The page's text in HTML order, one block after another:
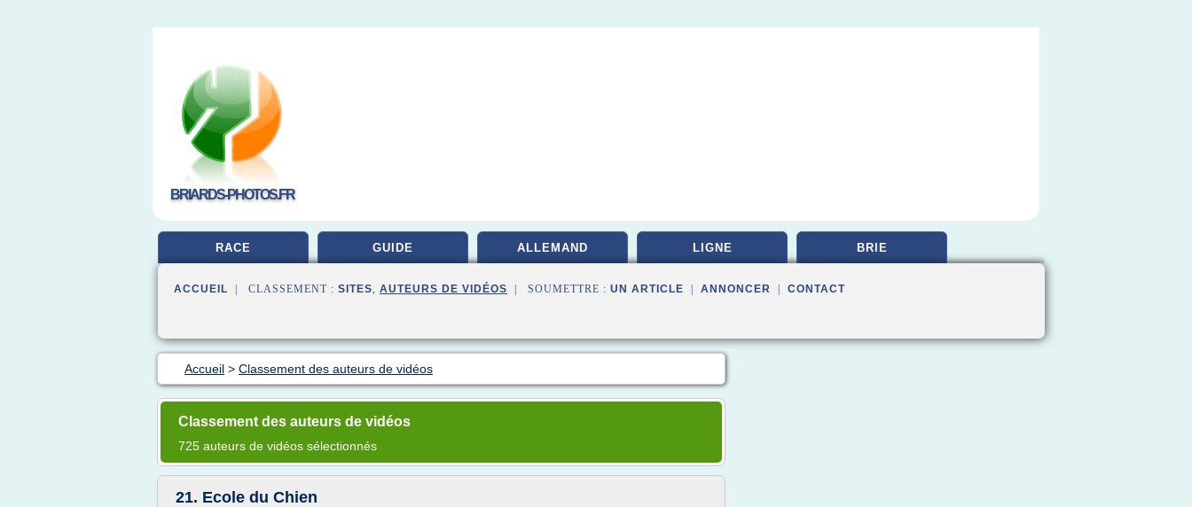
BRIARDS-PHOTOS.FR
RACE GUIDE ALLEMAND LIGNE BRIE
ACCUEIL | CLASSEMENT : SITES, AUTEURS DE VIDÉOS | SOUMETTRE : UN ARTICLE ANNONCER CONTACT
Accueil > Classement des auteurs de vidéos
Classement des auteurs de vidéos
725 auteurs de vidéos sélectionnés
21. Ecole du Chien